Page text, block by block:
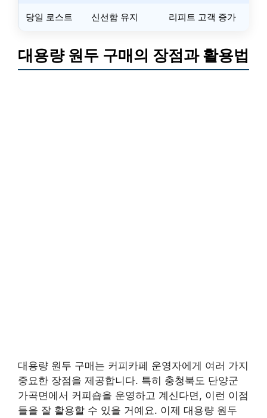
당일 로스트 신선함 유지 리피트 고객 증가
대용량 원두 구매의 장점과 활용법
대용량 원두 구매는 커피카페 운영자에게 여러 가지
중요한 장점을 제공합니다. 특히 충청북도 단양군
가곡면에서 커피숍을 운영하고 계신다면, 이런 이점
들을 잘 활용할 수 있을 거예요. 이제 대용량 원두